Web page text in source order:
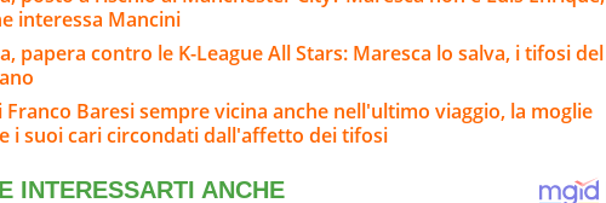
interessa Mancini
papera contro le K-League All Stars: Maresca lo salva, i tifosi del
Franco Baresi sempre vicina anche nell'ultimo viaggio, la moglie
i suoi cari circondati dall'affetto dei tifosi